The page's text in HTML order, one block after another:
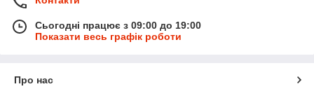
Сьогодні працює з 09:00 до 19:00
Показати весь графік роботи
Про нас